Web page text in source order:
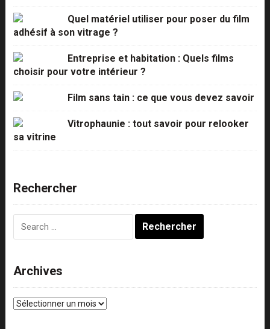
Quel matériel utiliser pour poser du film
adhésif à son vitrage ?
Entreprise et habitation : Quels films
choisir pour votre intérieur ?
Film sans tain : ce que vous devez savoir
Vitrophaunie : tout savoir pour relooker
sa vitrine
Rechercher
Archives
Archives